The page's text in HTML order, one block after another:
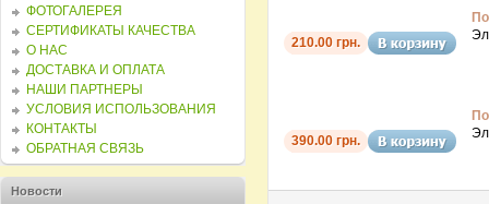
210.00 грн.
390.00 грн.
ФОТОГАЛЕРЕЯ
СЕРТИФИКАТЫ КАЧЕСТВА
О НАС
ДОСТАВКА И ОПЛАТА
НАШИ ПАРТНЕРЫ
УСЛОВИЯ ИСПОЛЬЗОВАНИЯ
КОНТАКТЫ
ОБРАТНАЯ СВЯЗЬ
Новости